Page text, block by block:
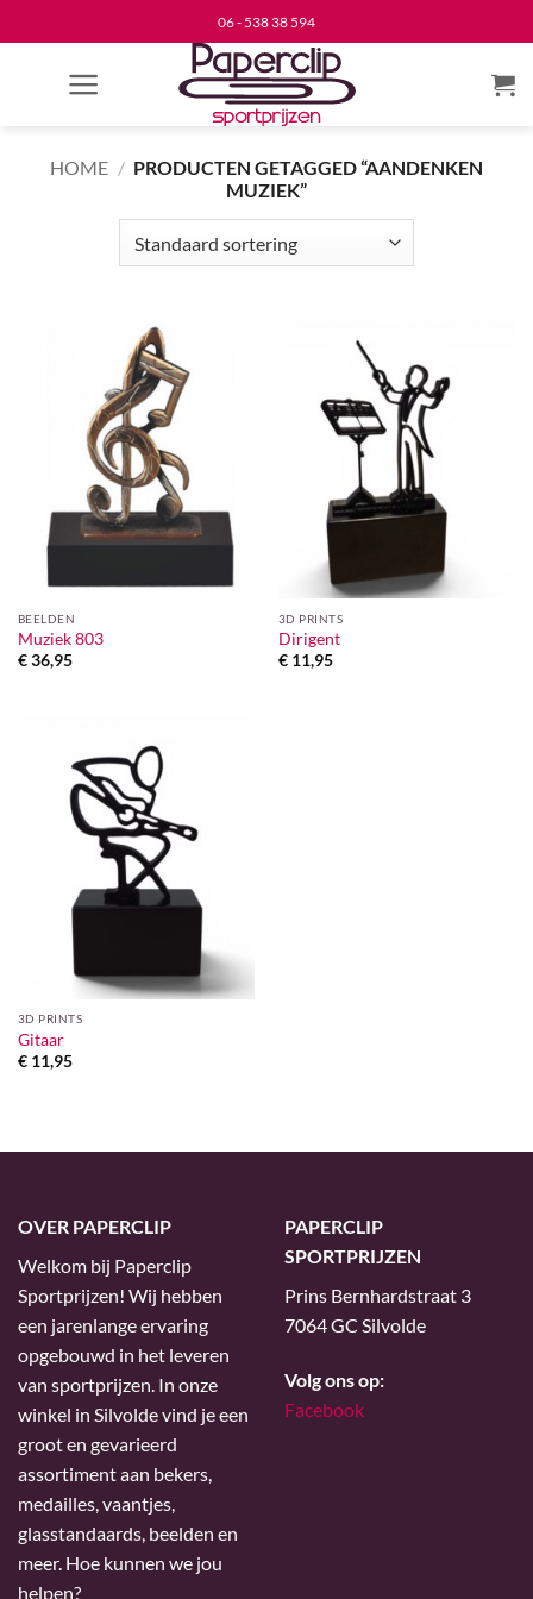
naar
06 - 538 38 594
HOME / PRODUCTEN GETAGGED “AANDENKEN
MUZIEK”
BEELDEN
Muziek 803
€36,95
3D PRINTS
Dirigent
€11,95
3D PRINTS
Gitaar
€11,95
OVER PAPERCLIP
Welkom bij Paperclip
Sportprijzen! Wij hebben
een jarenlange ervaring
opgebouwd in het leveren
van sportprijzen. In onze
winkel in Silvolde vind je een
groot en gevarieerd
assortiment aan bekers,
medailles, vaantjes,
glasstandaards, beelden en
meer. Hoe kunnen we jou
helpen?
PAPERCLIP
SPORTPRIJZEN
Prins Bernhardstraat 3
7064 GC Silvolde
Volg ons op:
Facebook